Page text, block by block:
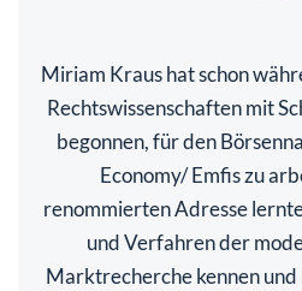
Miriam Kraus hat schon
Rechtswissenschaften mit
begonnen, für den
Economy/ Emfis zu
renommierten Adresse
und Verfahren der
Marktrecherche kennen